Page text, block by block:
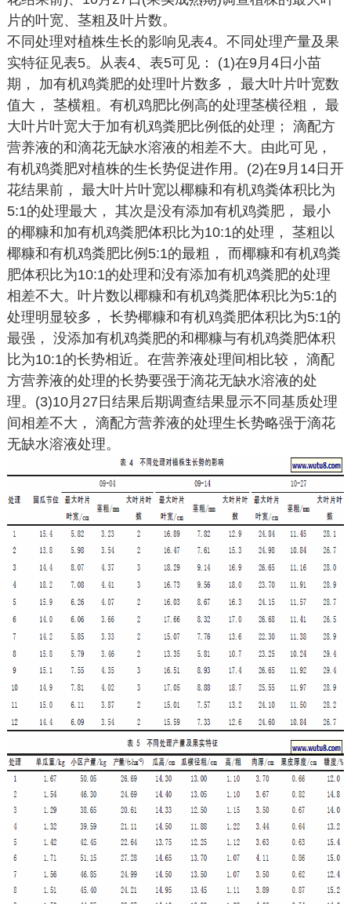
片的叶宽、茎粗及叶片数。
不同处理对植株生长的影响见表4。不同处理产量及果
实特征见表5。从表4、表5可见： (1)在9月4日小苗
期， 加有机鸡粪肥的处理叶片数多， 最大叶片叶宽数
值大， 茎横粗。有机鸡肥比例高的处理茎横径粗， 最
大叶片叶宽大于加有机鸡粪肥比例低的处理； 滴配方
营养液的和滴花无缺水溶液的相差不大。由此可见，
有机鸡粪肥对植株的生长势促进作用。(2)在9月14日开
花结果前， 最大叶片叶宽以椰糠和有机鸡粪体积比为
5:1的处理最大， 其次是没有添加有机鸡粪肥， 最小
的椰糠和加有机鸡粪肥体积比为10:1的处理， 茎粗以
椰糠和有机鸡粪肥比例5:1的最粗， 而椰糠和有机鸡粪
肥体积比为10:1的处理和没有添加有机鸡粪肥的处理
相差不大。叶片数以椰糠和有机鸡粪肥体积比为5:1的
处理明显较多， 长势椰糠和有机鸡粪肥体积比为5:1的
最强， 没添加有机鸡粪肥的和椰糠与有机鸡粪肥体积
比为10:1的长势相近。在营养液处理间相比较， 滴配
方营养液的处理的长势要强于滴花无缺水溶液的处
理。(3)10月27日结果后期调查结果显示不同基质处理
间相差不大， 滴配方营养液的处理生长势略强于滴花
无缺水溶液处理。